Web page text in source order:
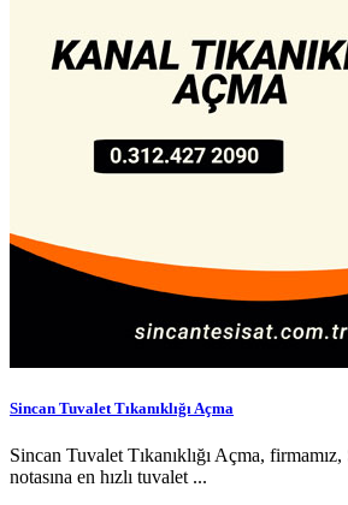
Sincan Tuvalet Tıkanıklığı Açma
Sincan Tuvalet Tıkanıklığı Açma,
notasına en hızlı tuvalet ...